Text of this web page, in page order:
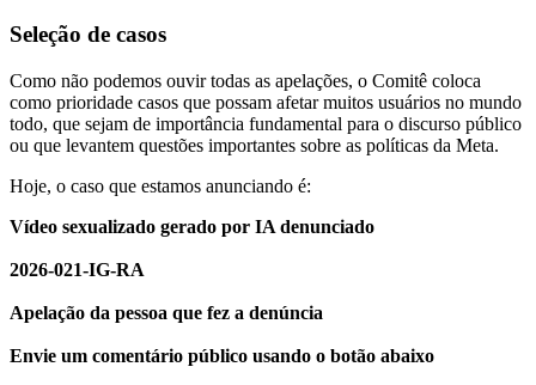
Seleção de casos
Como não podemos ouvir todas as apelações, o Comitê coloca
como prioridade casos que possam afetar muitos usuários no mundo
todo, que sejam de importância fundamental para o discurso público
ou que levantem questões importantes sobre as políticas da Meta.
Hoje, o caso que estamos anunciando é:
Vídeo sexualizado gerado por IA denunciado
2026-021-IG-RA
Apelação da pessoa que fez a denúncia
Envie um comentário público usando o botão abaixo